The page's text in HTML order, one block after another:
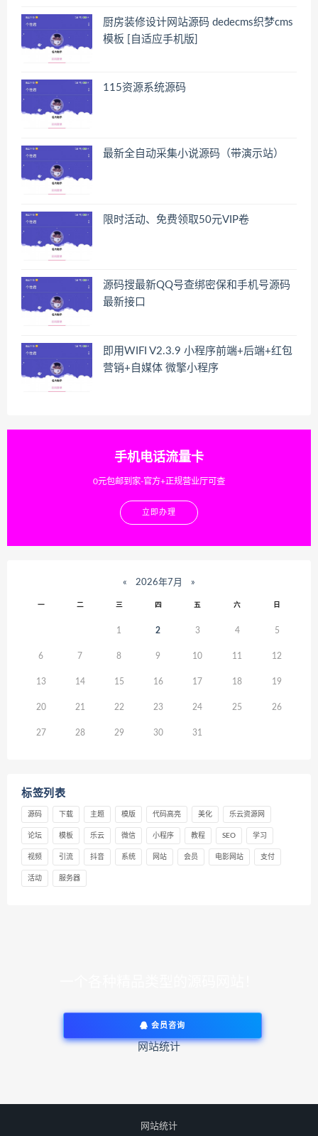
厨房装修设计网站源码 dedecms织梦cms
模板 [自适应手机版]
115资源系统源码
最新全自动采集小说源码（带演示站）
限时活动、免费领取50元VIP卷
源码搜最新QQ号查绑密保和手机号源码
最新接口
即用WIFI V2.3.9 小程序前端+后端+红包
营销+自媒体 微擎小程序
手机电话流量卡
0元包邮到家-官方+正规营业厅可查
立即办理
« 2026年7月 »
一 二 三 四 五 六 日
1 2 3 4 5
6 7 8 9 10 11 12
13 14 15 16 17 18 19
20 21 22 23 24 25 26
27 28 29 30 31
标签列表
源码 下载 主题 模版 代码高亮 美化 乐云资源网
论坛 模板 乐云 微信 小程序 教程 SEO 学习
视频 引流 抖音 系统 网站 会员 电影网站 支付
活动 服务器
会员咨询
网站统计
网站统计